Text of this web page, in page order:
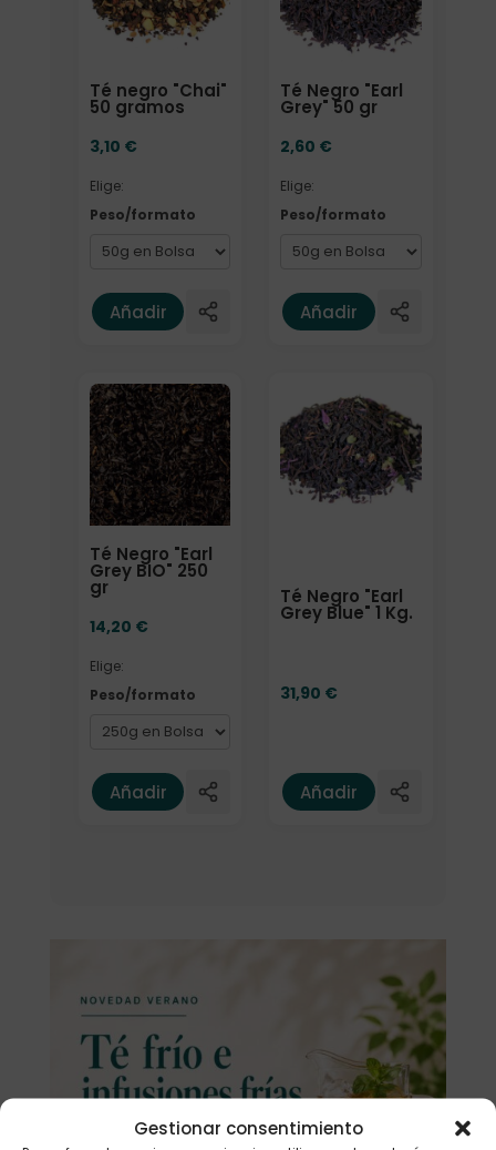
Gestionar consentimiento
Té negro "Chai"
50 gramos
3,10 €
Elige:
Peso/formato
Añadir
Té Negro "Earl
Grey" 50 gr
2,60 €
Elige:
Peso/formato
Añadir
Té Negro "Earl
Grey BIO" 250
gr
14,20 €
Elige:
Peso/formato
Elige: Peso/formato
Añadir
Té Negro "Earl
Grey Blue" 1 Kg.
31,90 €
Añadir